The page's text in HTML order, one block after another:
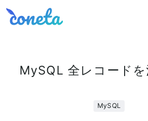
Coneta
MySQL 全レコードを
MySQL